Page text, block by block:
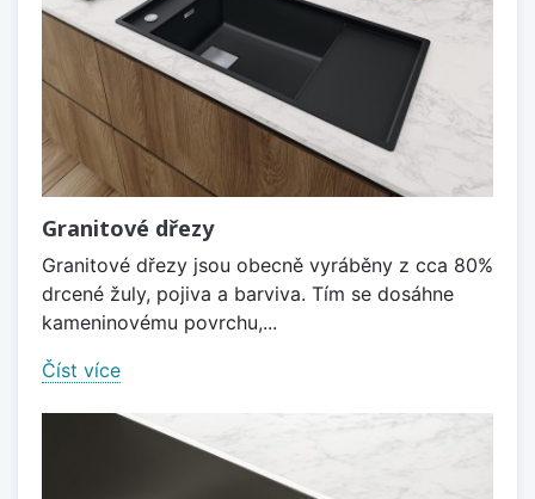
Granitové dřezy
Granitové dřezy jsou obecně vyráběny z cca 80%
drcené žuly, pojiva a barviva. Tím se dosáhne
kameninovému povrchu,...
Číst více